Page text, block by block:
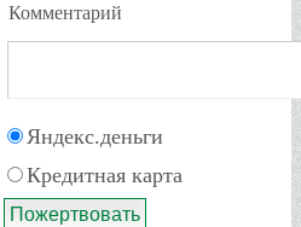
Комментарий
Яндекс.деньги
Кредитная карта